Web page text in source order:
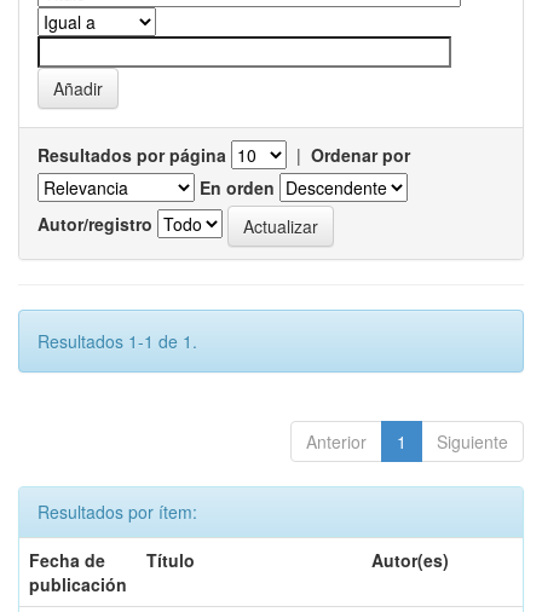
Resultados por página | Ordenar por
En orden
Autor/registro
Resultados 1-1 de 1.
Anterior 1 Siguiente
Resultados por ítem:
Fecha de
publicación
Título Autor(es)